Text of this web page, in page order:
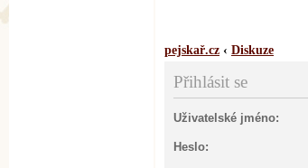
pejskař.cz ‹ Diskuze
Přihlásit se
Uživatelské jméno:
Heslo: